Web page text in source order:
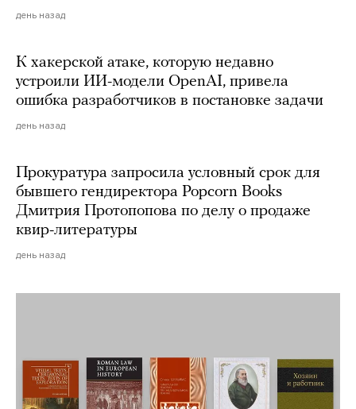
день назад
К хакерской атаке, которую недавно
устроили ИИ-модели OpenAI, привела
ошибка разработчиков в постановке задачи
день назад
Прокуратура запросила условный срок для
бывшего гендиректора Popcorn Books
Дмитрия Протопопова по делу о продаже
квир-литературы
день назад